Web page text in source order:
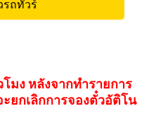
มง หลังจากทำรายการ
ยกเลิกการจองตั๋วอัติโน